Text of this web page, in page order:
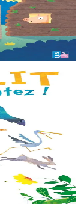
avec leurs
maison ! Cette
maison. Mais
bienvenue...